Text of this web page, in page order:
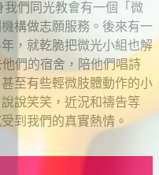
們同光教會有一個「微
構做志願服務。後來有一
，就乾脆把微光小組也解
們的宿舍，陪他們唱詩
至有些輕微肢體動作的小
說笑笑，近況和禱告等
到我們的真實熱情。